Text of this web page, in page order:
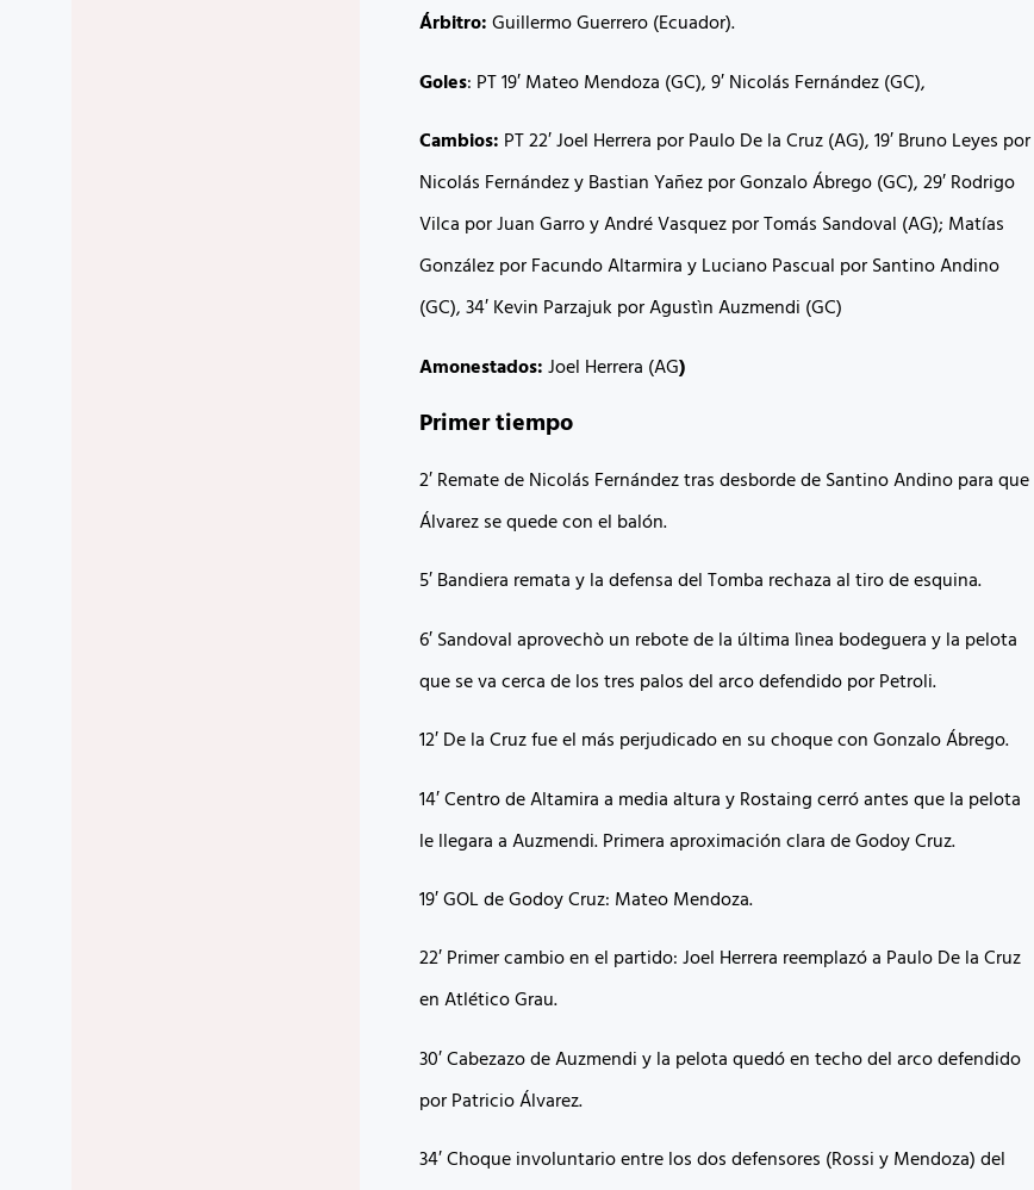
Árbitro:Guillermo Guerrero (Ecuador).
Goles: PT 19′ Mateo Mendoza (GC), 9′ Nicolás Fernández (GC),
Cambios: PT 22′ Joel Herrera por Paulo De la Cruz (AG), 19′ Bruno Leyes por
Nicolás Fernández y Bastian Yañez por Gonzalo Ábrego (GC), 29′ Rodrigo
Vilca por Juan Garro y André Vasquez por Tomás Sandoval (AG); Matías
González por Facundo Altarmira y Luciano Pascual por Santino Andino
(GC), 34′ Kevin Parzajuk por Agustìn Auzmendi (GC)
Amonestados:Joel Herrera (AG)
Primer tiempo
2′ Remate de Nicolás Fernández tras desborde de Santino Andino para que
Álvarez se quede con el balón.
5′ Bandiera remata y la defensa del Tomba rechaza al tiro de esquina.
6′ Sandoval aprovechò un rebote de la última lìnea bodeguera y la pelota
que se va cerca de los tres palos del arco defendido por Petroli.
12′ De la Cruz fue el más perjudicado en su choque con Gonzalo Ábrego.
14′ Centro de Altamira a media altura y Rostaing cerró antes que la pelota
le llegara a Auzmendi. Primera aproximación clara de Godoy Cruz.
19′ GOL de Godoy Cruz: Mateo Mendoza.
22′ Primer cambio en el partido: Joel Herrera reemplazó a Paulo De la Cruz
en Atlético Grau.
30′ Cabezazo de Auzmendi y la pelota quedó en techo del arco defendido
por Patricio Álvarez.
34′ Choque involuntario entre los dos defensores (Rossi y Mendoza) del